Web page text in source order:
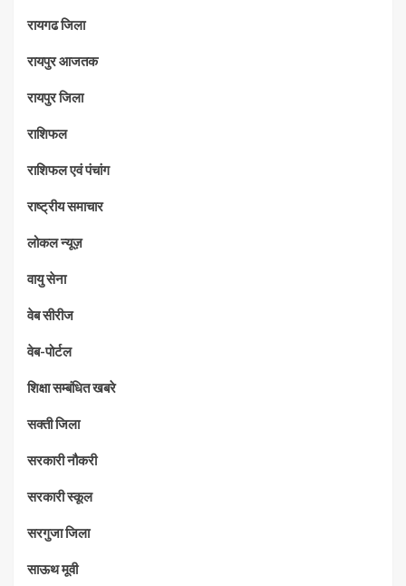
रायगढ जिला
रायपुर आजतक
रायपुर जिला
राशिफल
राशिफल एवं पंचांग
राष्ट्रीय समाचार
लोकल न्यूज़
वायु सेना
वेब सीरीज
वेब-पोर्टल
शिक्षा सम्बंधित खबरे
सक्ती जिला
सरकारी नौकरी
सरकारी स्कूल
सरगुजा जिला
साऊथ मूवी